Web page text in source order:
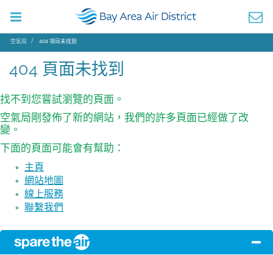
空氣局 404 項目未找到
404 頁面未找到
找不到您嘗試瀏覽的頁面。
空氣局剛發佈了新的網站，我們的許多頁面已經做了改
變。
下面的頁面可能會有幫助：
主頁
網站地圖
線上服務
聯繫我們